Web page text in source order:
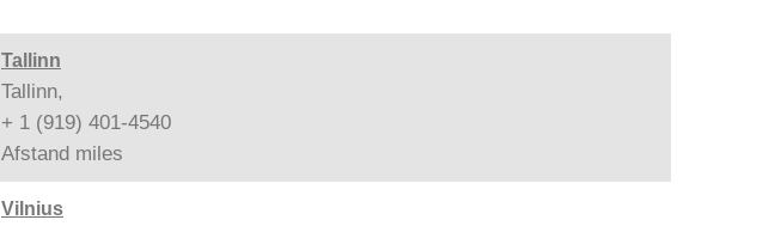
Tallinn
Tallinn,
+ 1 (919) 401-4540
Afstand miles
Vilnius